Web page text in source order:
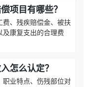
项目有哪些？
费、残疾赔偿金、被扶
康复支出的合理费
怎么认定？
职业特点、伤残部位对